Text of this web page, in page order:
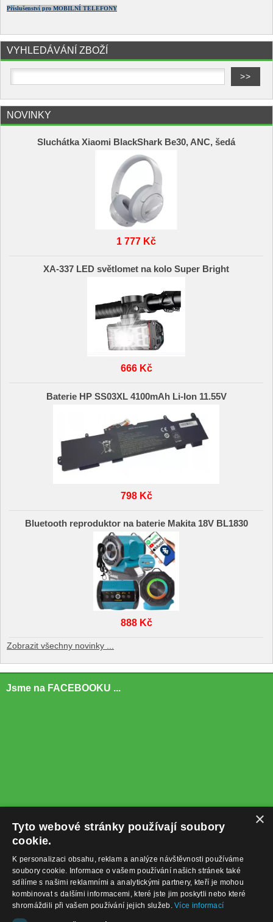
Příslušenství pro MOBILNÍ TELEFONY
VYHLEDÁVÁNÍ ZBOŽÍ
NOVINKY
Sluchátka Xiaomi BlackShark Be30, ANC, šedá
1 777 Kč
XA-337 LED světlomet na kolo Super Bright
666 Kč
Baterie HP SS03XL 4100mAh Li-Ion 11.55V
798 Kč
Bluetooth reproduktor na baterie Makita 18V BL1830
888 Kč
Zobrazit všechny novinky ...
Jsme na FACEBOOKU ...
×
Tyto webové stránky používají soubory
cookie.
K personalizaci obsahu, reklam a analýze návštěvnosti používáme
soubory cookie. Informace o vašem používání našich stránek také
sdílíme s našimi reklamními a analytickými partnery, kteří je mohou
kombinovat s dalšími informacemi, které jste jim poskytli nebo které
shromáždili při vašem používání jejich služeb.Více informací